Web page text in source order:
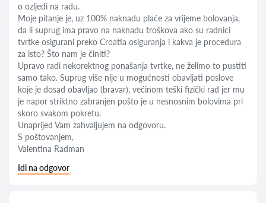
o ozljedi na radu.
Moje pitanje je, uz 100% naknadu plaće za vrijeme bolovanja,
da li suprug ima pravo na naknadu troškova ako su radnici
tvrtke osigurani preko Croatia osiguranja i kakva je procedura
za isto? Što nam je činiti?
Upravo radi nekorektnog ponašanja tvrtke, ne želimo to pustiti
samo tako. Suprug više nije u mogućnosti obavljati poslove
koje je dosad obavljao (bravar), većinom teški fizički rad jer mu
je napor striktno zabranjen pošto je u nesnosnim bolovima pri
skoro svakom pokretu.
Unaprijed Vam zahvaljujem na odgovoru.
S poštovanjem,
Valentina Radman
Idi na odgovor